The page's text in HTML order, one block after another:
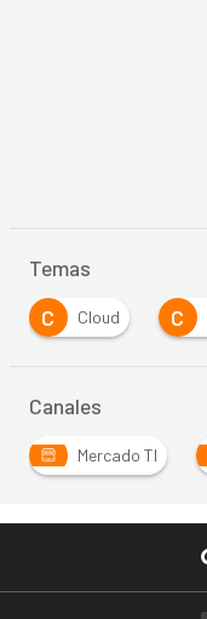
Temas
C
Cloud C
Canales
Mercado TI